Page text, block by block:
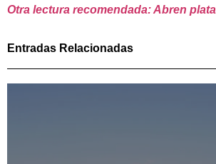
Otra lectura recomendada: Abren
Entradas Relacionadas